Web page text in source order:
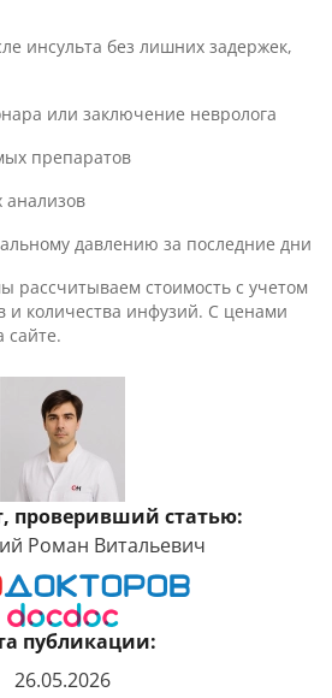
инсульта без лишних задержек,
или заключение невролога
препаратов
анализов
давлению за последние дни
рассчитываем стоимость с учетом
и количества инфузий. С ценами
сайте.
проверивший статью:
Роман Витальевич
публикации:
26.05.2026